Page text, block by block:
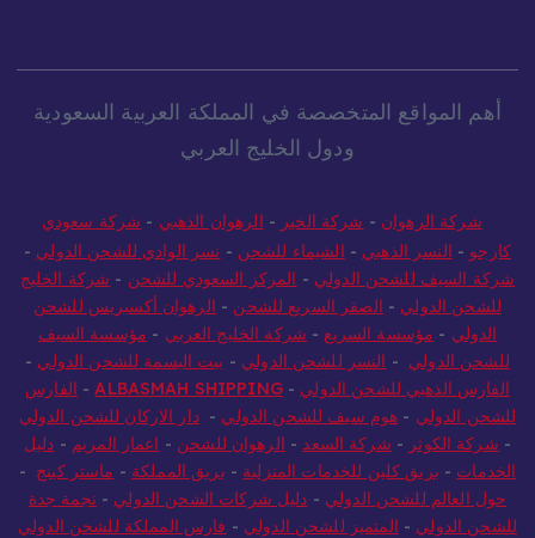
أهم المواقع المتخصصة في المملكة العربية السعودية
ودول الخليج العربي
شركة الرهوان - شركة الخير - الرهوان الذهبي - شركة سعودي
كارجو - النسر الذهبي - الشيماء للشحن - نسر الوادي للشحن الدولي -
شركة السيف للشحن الدولي - المركز السعودي للشحن - شركة الخليج
للشحن الدولي - الصقر السريع للشحن - الرهوان أكسبريس للشحن
الدولي - مؤسسة السريع - شركة الخليج العربي - مؤسسة السيف
للشحن الدولي - النسر للشحن الدولي - بيت البسمة للشحن الدولي -
الفارس الذهبي للشحن الدولي -
ALBASMAH SHIPPING
- الفارس
للشحن الدولي - هوم سيف للشحن الدولي -دار الاركان للشحن الدولي
- شركة الكوثر - شركة السعد - الرهوان للشحن - اعمار المريم - دليل
الخدمات - بريق كلين للخدمات المنزلية - بريق المملكة - ماستر كينج -
حول العالم للشحن الدولي - دليل شركات الشحن الدولي - نجمة جدة
للشحن الدولي - المتميز للشحن الدولي - فارس المملكة للشحن الدولي